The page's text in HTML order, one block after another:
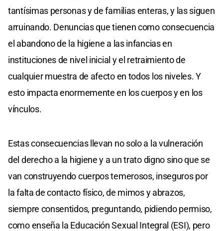
tantísimas personas y de familias enteras, y las siguen
arruinando. Denuncias que tienen como consecuencia
el abandono de la higiene a las infancias en
instituciones de nivel inicial y el retraimiento de
cualquier muestra de afecto en todos los niveles. Y
esto impacta enormemente en los cuerpos y en los
vínculos.
Estas consecuencias llevan no solo a la vulneración
del derecho a la higiene y a un trato digno sino que se
van construyendo cuerpos temerosos, inseguros por
la falta de contacto físico, de mimos y abrazos,
siempre consentidos, preguntando, pidiendo permiso,
como enseña la Educación Sexual Integral (ESI), pero